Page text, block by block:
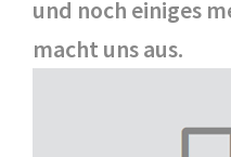
und noch einiges
macht uns aus.